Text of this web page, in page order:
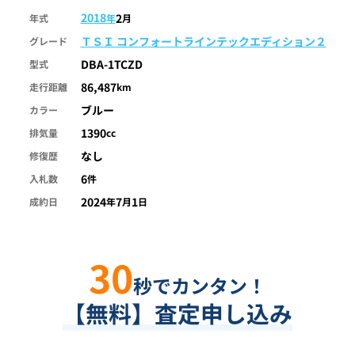
年式 2018年2月
グレード
ＴＳＩ コンフォートラインテックエディション２
型式 DBA-1TCZD
走行距離 86,487km
カラー
ブルー
排気量 1390cc
修復歴
なし
入札数 6件
成約日
2024年7月1日
30秒でカンタン！
【無料】査定申し込み